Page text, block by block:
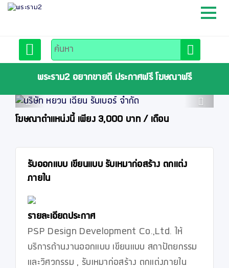
สมัครสมาชิก
ลงประกาศฟรี
พระราม2 อยากขายดี ประกาศฟรี โฆษณาฟรี
Previous
โฆษณาตำแหน่งนี้ เพียง 3,000 บาท / เดือน
รับออกแบบ เขียนแบบ รับเหมาก่อสร้าง ตกแต่ง
ภายใน
รายละเอียดประกาศ
PSP Design Development Co.,Ltd. ให้
บริการด้านงานออกแบบ เขียนแบบ สถาปัตยกรรม
และวิศวกรรม , รับเหมาก่อสร้าง ตกแต่งภายใน